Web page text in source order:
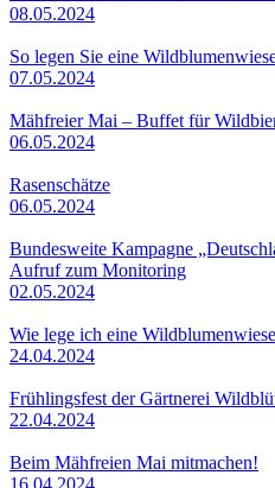
08.05.2024
So legen Sie eine
07.05.2024
Mähfreier Mai – Buffet für
06.05.2024
Rasenschätze
06.05.2024
Bundesweite Kampagne
Aufruf zum Monitoring
02.05.2024
Wie lege ich eine
24.04.2024
Frühlingsfest der Gärtnerei
22.04.2024
Beim Mähfreien Mai mitmachen!
16.04.2024